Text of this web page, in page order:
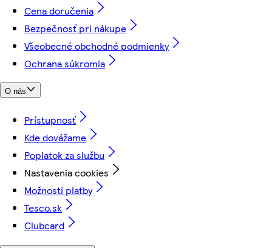
Cena doručenia
Bezpečnosť pri nákupe
Všeobecné obchodné podmienky
Ochrana súkromia
O nás
Prístupnosť
Kde dovážame
Poplatok za službu
Nastavenia cookies
Možnosti platby
Tesco.sk
Clubcard